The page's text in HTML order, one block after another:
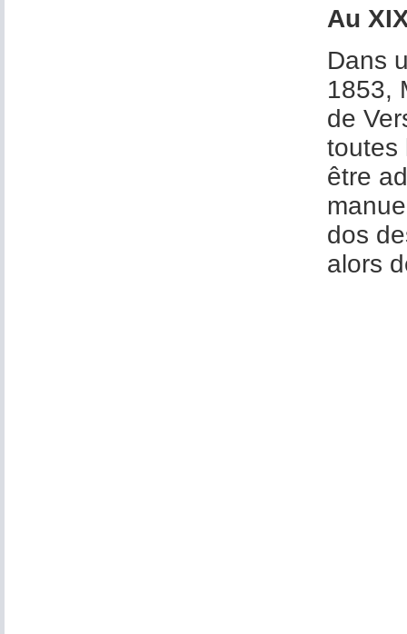
Au
Dans
1853,
de
toutes
être
dos
alors